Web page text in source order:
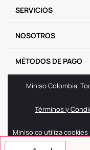
SERVICIOS
NOSOTROS
MÉTODOS DE PAGO
Miniso Colombia.
Términos y
Miniso.co utiliza
navegación. Si sigues